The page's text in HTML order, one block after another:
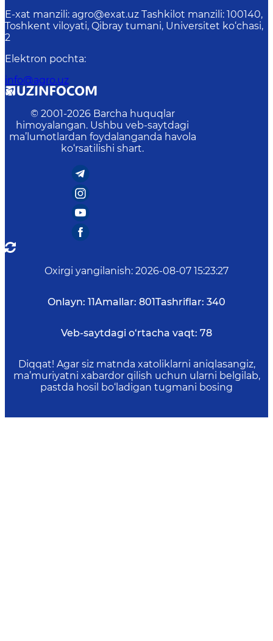
E-xat manzili: agro@exat.uz Tashkilot manzili: 100140,
Toshkent viloyati, Qibray tumani, Universitet ko‘chasi,
2
Elektron pochta:
info@agro.uz
© 2001-2026 Barcha huquqlar
himoyalangan. Ushbu veb-saytdagi
ma’lumotlardan foydalanganda havola
ko‘rsatilishi shart.
Oxirgi yangilanish: 2026-08-07 15:23:27
Onlayn: 11Amallar: 801Tashriflar: 340
Veb-saytdagi o‘rtacha vaqt: 78
Diqqat! Agar siz matnda xatoliklarni aniqlasangiz,
ma’muriyatni xabardor qilish uchun ularni belgilab,
pastda hosil bo‘ladigan tugmani bosing